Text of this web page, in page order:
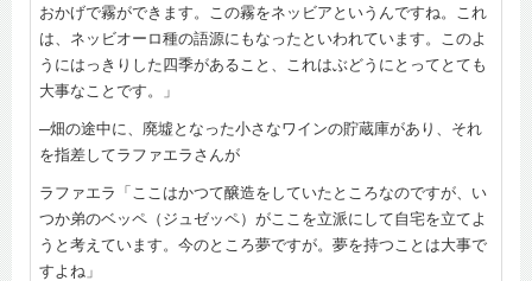
おかげで霧ができます。この霧をネッビアというんですね。これ
は、ネッビオーロ種の語源にもなったといわれています。このよ
うにはっきりした四季があること、これはぶどうにとってとても
大事なことです。」
─畑の途中に、廃墟となった小さなワインの貯蔵庫があり、それ
を指差してラファエラさんが
ラファエラ「ここはかつて醸造をしていたところなのですが、い
つか弟のベッペ（ジュゼッペ）がここを立派にして自宅を立てよ
うと考えています。今のところ夢ですが。夢を持つことは大事で
すよね」